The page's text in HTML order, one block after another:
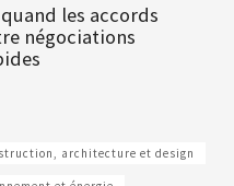
les accords
négociations
architecture et design